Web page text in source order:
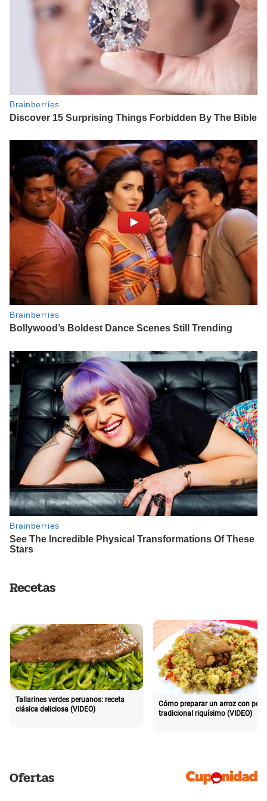
Recetas
Tallarines verdes peruanos: receta
clásica deliciosa (VIDEO)
Cómo preparar un arroz con pollo
tradicional riquísimo (VIDEO)
Ofertas